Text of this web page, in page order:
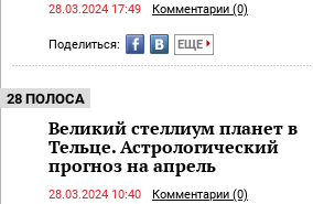
28.03.2024 17:49 Комментарии (0)
Поделиться: ЕЩЕ
28 ПОЛОСА
Великий стеллиум планет в
Тельце. Астрологический
прогноз на апрель
28.03.2024 10:40 Комментарии (0)